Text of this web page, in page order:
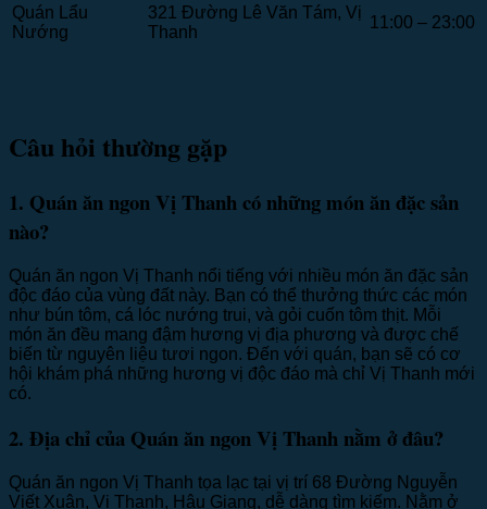
Quán Lẩu
Nướng
321 Đường Lê Văn Tám, Vị
Thanh
11:00 – 23:00
Câu hỏi thường gặp
1. Quán ăn ngon Vị Thanh có những món ăn đặc sản
nào?
Quán ăn ngon Vị Thanh nổi tiếng với nhiều món ăn đặc sản
độc đáo của vùng đất này. Bạn có thể thưởng thức các món
như bún tôm, cá lóc nướng trui, và gỏi cuốn tôm thịt. Mỗi
món ăn đều mang đậm hương vị địa phương và được chế
biến từ nguyên liệu tươi ngon. Đến với quán, bạn sẽ có cơ
hội khám phá những hương vị độc đáo mà chỉ Vị Thanh mới
có.
2. Địa chỉ của Quán ăn ngon Vị Thanh nằm ở đâu?
Quán ăn ngon Vị Thanh tọa lạc tại vị trí 68 Đường Nguyễn
Viết Xuân, Vị Thanh, Hậu Giang, dễ dàng tìm kiếm. Nằm ở